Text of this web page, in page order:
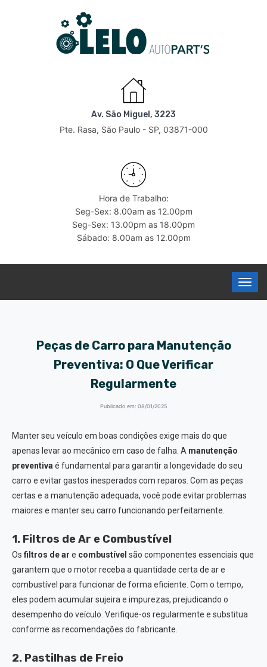
Av. São Miguel, 3223
Pte. Rasa, São Paulo - SP, 03871-000
Hora de Trabalho:
Seg-Sex: 8.00am as 12.00pm
Seg-Sex: 13.00pm as 18.00pm
Sábado: 8.00am as 12.00pm
Peças de Carro para Manutenção
Preventiva: O Que Verificar
Regularmente
Publicado em: 08/01/2025
Manter seu veículo em boas condições exige mais do que
apenas levar ao mecânico em caso de falha. A manutenção
preventiva é fundamental para garantir a longevidade do seu
carro e evitar gastos inesperados com reparos. Com as peças
certas e a manutenção adequada, você pode evitar problemas
maiores e manter seu carro funcionando perfeitamente.
1. Filtros de Ar e Combustível
Os filtros de ar e combustível são componentes essenciais que
garantem que o motor receba a quantidade certa de ar e
combustível para funcionar de forma eficiente. Com o tempo,
eles podem acumular sujeira e impurezas, prejudicando o
desempenho do veículo. Verifique-os regularmente e substitua
conforme as recomendações do fabricante.
2. Pastilhas de Freio